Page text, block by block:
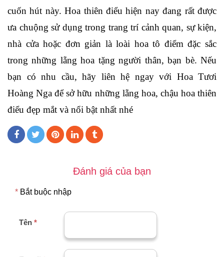
cuốn hút này. Hoa thiên điểu hiện nay đang rất được
ưa chuộng sử dụng trong trang trí cảnh quan, sự kiện,
nhà cửa hoặc đơn giản là loài hoa tô điểm đặc sắc
trong những lẵng hoa tặng người thân, bạn bè. Nếu
bạn có nhu cầu, hãy liên hệ ngay với Hoa Tươi
Hoàng Nga để sở hữu những lẵng hoa, chậu hoa thiên
điểu đẹp mắt và nổi bật nhất nhé
Đánh giá của bạn
* Bắt buộc nhập
Tên *